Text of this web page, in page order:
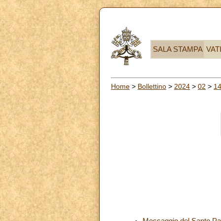
SALA STAMPA
Home > Bollettino > 2024 > 02 > 14